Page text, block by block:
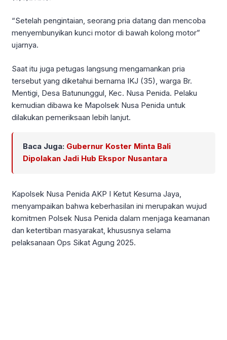
“Setelah pengintaian, seorang pria datang dan mencoba
menyembunyikan kunci motor di bawah kolong motor”
ujarnya.
Saat itu juga petugas langsung mengamankan pria
tersebut yang diketahui bernama IKJ (35), warga Br.
Mentigi, Desa Batununggul, Kec. Nusa Penida. Pelaku
kemudian dibawa ke Mapolsek Nusa Penida untuk
dilakukan pemeriksaan lebih lanjut.
Baca Juga: Gubernur Koster Minta Bali
Dipolakan Jadi Hub Ekspor Nusantara
Kapolsek Nusa Penida AKP I Ketut Kesuma Jaya,
menyampaikan bahwa keberhasilan ini merupakan wujud
komitmen Polsek Nusa Penida dalam menjaga keamanan
dan ketertiban masyarakat, khususnya selama
pelaksanaan Ops Sikat Agung 2025.